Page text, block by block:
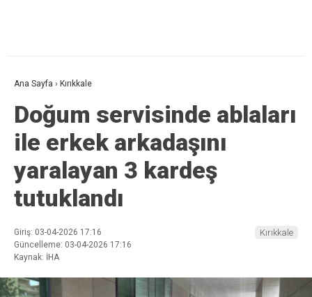
Ana Sayfa › Kırıkkale
Doğum servisinde ablaları
ile erkek arkadaşını
yaralayan 3 kardeş
tutuklandı
Giriş: 03-04-2026 17:16
Güncelleme: 03-04-2026 17:16
Kaynak: İHA
Kırıkkale